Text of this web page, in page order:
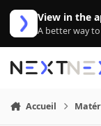
Aller au contenu
View in the
A better way
Accueil